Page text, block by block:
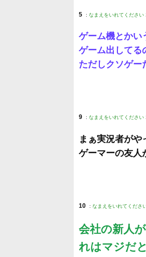
5 : なまえをいれてください
ゲーム機とかい
ゲーム出してる
ただしクソゲー
9 : なまえをいれてください
まぁ実況者が
ゲーマーの友人
10 : なまえをいれてくださ
会社の新人
れはマジだ